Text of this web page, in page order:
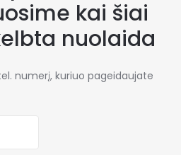
kai šiai
nuolaida
numerį, kuriuo pageidaujate